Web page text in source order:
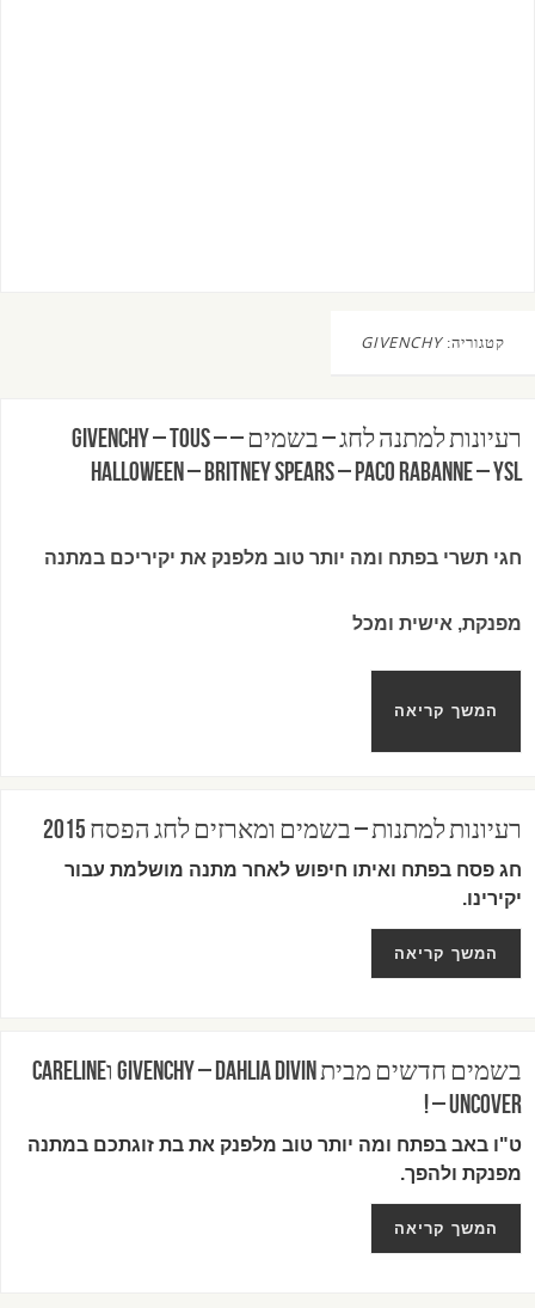
קטגוריה:GIVENCHY
רעיונות למתנה לחג – בשמים – Givenchy – TOUS –
HALLOWEEN – BRITNEY SPEARS – PACO RABANNE – YSL
חגי תשרי בפתח ומה יותר טוב מלפנק את יקיריכם במתנה
מפנקת, אישית ומכל
המשך קריאה
רעיונות למתנות – בשמים ומארזים לחג הפסח 2015
חג פסח בפתח ואיתו חיפוש לאחר מתנה מושלמת עבור
יקירינו.
המשך קריאה
בשמים חדשים מבית GIVENCHY – Dahlia Divin וCARELINE
– UNCOVER !
ט"ו באב בפתח ומה יותר טוב מלפנק את בת זוגתכם במתנה
מפנקת ולהפך.
המשך קריאה